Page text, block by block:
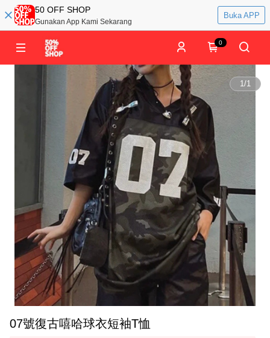
50 OFF SHOP
Gunakan App Kami Sekarang
Buka APP
0
1/1
07號復古嘻哈球衣短袖T恤